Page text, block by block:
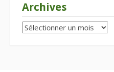
Archives
Archives